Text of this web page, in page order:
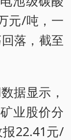
元/吨，一
落，截至
据显示，
业股价分
22.41元/